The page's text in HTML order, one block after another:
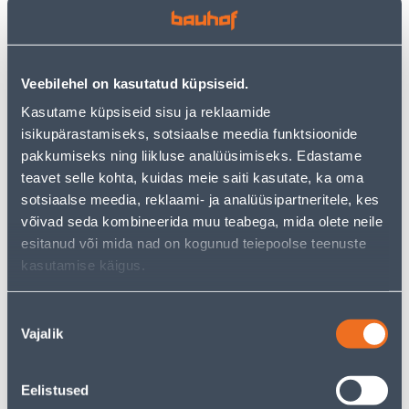
Veebilehel on kasutatud küpsiseid.
Kasutame küpsiseid sisu ja reklaamide
isikupärastamiseks, sotsiaalse meedia funktsioonide
pakkumiseks ning liikluse analüüsimiseks. Edastame
teavet selle kohta, kuidas meie saiti kasutate, ka oma
sotsiaalse meedia, reklaami- ja analüüsipartneritele, kes
võivad seda kombineerida muu teabega, mida olete neile
esitanud või mida nad on kogunud teiepoolse teenuste
kasutamise käigus.
valik
Vajalik
Eelistused
LÜLITI 1-NE VILMA
VALGUSEGA QR MOCCA
RAAMITA
4.89 € /tk
LÜLITI 2-NE VILMA QR
MOCCA RAAMITA
4 .99 €